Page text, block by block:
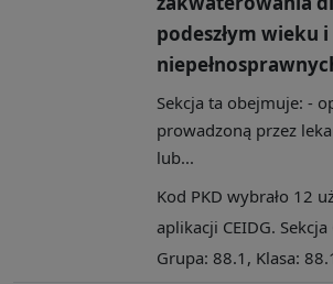
podeszłym wieku
Sekcja ta obejmuje: -
prowadzoną przez
lub...
Kod PKD wybrało 12
aplikacji CEIDG. Sekcja
Grupa: 88.1, Klasa: